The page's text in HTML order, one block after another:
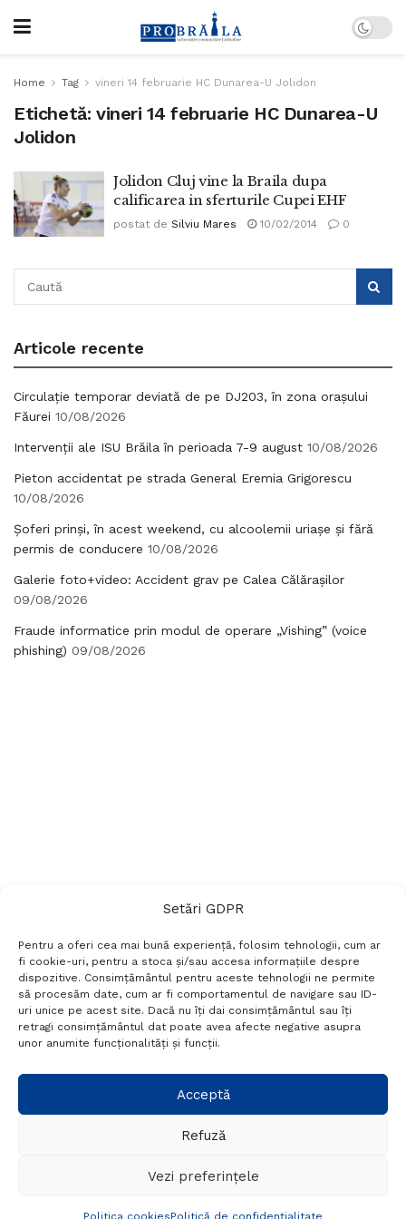
Setări GDPR
Pentru a oferi cea mai bună experiență, folosim tehnologii, cum ar
fi cookie-uri, pentru a stoca și/sau accesa informațiile despre
dispozitive. Consimțământul pentru aceste tehnologii ne permite
să procesăm date, cum ar fi comportamentul de navigare sau ID-
uri unice pe acest site. Dacă nu îți dai consimțământul sau îți
retragi consimțământul dat poate avea afecte negative asupra
unor anumite funcționalități și funcții.
Acceptă
Refuză
Vezi preferințele
Politica cookiesPolitică de confidențialitate
Home Tag vineri 14 februarie HC Dunarea-U Jolidon
Etichetă: vineri 14 februarie HC Dunarea-U
Jolidon
Jolidon Cluj vine la Braila dupa
calificarea in sferturile Cupei EHF
postat de Silviu Mares 10/02/2014 0
Articole recente
Circulație temporar deviată de pe DJ203, în zona orașului
Făurei 10/08/2026
Intervenții ale ISU Brăila în perioada 7-9 august 10/08/2026
Pieton accidentat pe strada General Eremia Grigorescu
10/08/2026
Șoferi prinși, în acest weekend, cu alcoolemii uriașe și fără
permis de conducere 10/08/2026
Galerie foto+video: Accident grav pe Calea Călărașilor
09/08/2026
Fraude informatice prin modul de operare „Vishing” (voice
phishing) 09/08/2026
Termeni si conditii
Politică de confidențialitate
Politica cookies
Setări GDPR
+40 788 760 194